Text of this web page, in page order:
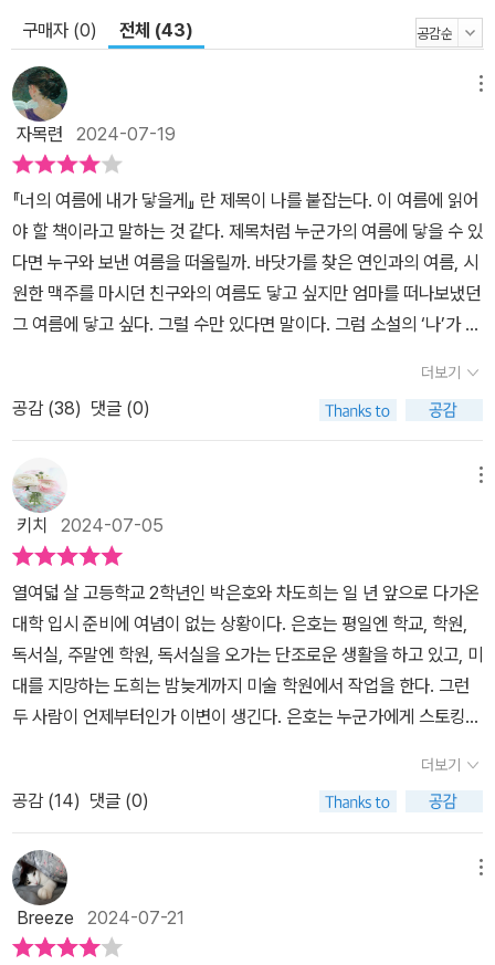
구매자 (0) 전체 (43)
자목련 2024-07-19
『너의 여름에 내가 닿을게』 란 제목이 나를 붙잡는다. 이 여름에 읽어
야 할 책이라고 말하는 것 같다. 제목처럼 누군가의 여름에 닿을 수 있
다면 누구와 보낸 여름을 떠올릴까. 바닷가를 찾은 연인과의 여름, 시
원한 맥주를 마시던 친구와의 여름도 닿고 싶지만 엄마를 떠나보냈던
그 여름에 닿고 싶다. 그럴 수만 있다면 말이다. 그럼 소설의 ‘나’가 닿
여름의 ‘나’가 골목을 달리는 이야기로 시작한다. 달리는 동안 누굴 마
주치게 될지 다 안다는 ‘나’는 그들을 피해 오직 달린다. 그를 만나기
위해 그가 있는 곳으로 해변으로 향한다. 그가 ‘너’일 가능성은 충분하
다. 나는 너를 만나게 될까. 궁금증만 남긴 채 작가는 다른 인물을 등
장시킨다. 이어서 스토킹을 의심하는 이야기를 꺼낸다. 놀랍게도 고
등학생을 스토킹하는 장면이다. 열여덟 살 ‘은호’는 누군가 자신의 엿
보고 있는 기분이다. 학교, 학원, 독서실이 전부인 고교생을 누가 스토
킹할까. 은호만이 아니다. 미대를 지망하는 ‘도희’는 친구를 통해 그
사실을 알게 된다. 도희 근처를 맴도는 자동차 한 대. 각자 스토커를
추적하던 은호와 도희는 우연히 스토커가 같은 인물이라는 걸 알게
된다. 도대체 누가 고등학교 2학년 학생을 스토킹하는 걸까. 스토커
의 존재를 찾기 위해 은호와 도희는 둘의 교집합을 찾는다. 학교, 학
원, 동네, 친구 그 어떤 것도 겹치는 게 없다. 그러다 12년 전 여섯 살
에 소소리 마을의 바닷가에 놀러 간 사실을 찾게 된다. 그 이후로 둘은
호와 도희는 12년 소소리 마을에서 무슨 일이 있었는지 찾아본다. 12
년 전 소소리 바닷가에 빠진 여섯 살 아이들을 구하고 죽음을 맞이했
다는 고교생 A 군의 이야기였다. 여섯 살 아이들은 바로 은호와 도희
였다. 둘은 부모님께 알리지 않고 소소리 마을로 향한다. 은호와 도희
더보기
공감 (38) 댓글 (0)
키치 2024-07-05
열여덟 살 고등학교 2학년인 박은호와 차도희는 일 년 앞으로 다가온
대학 입시 준비에 여념이 없는 상황이다. 은호는 평일엔 학교, 학원,
독서실, 주말엔 학원, 독서실을 오가는 단조로운 생활을 하고 있고, 미
대를 지망하는 도희는 밤늦게까지 미술 학원에서 작업을 한다. 그런
두 사람이 언제부터인가 이변이 생긴다. 은호는 누군가에게 스토킹을
스토킹 당하고 있는 거 같아.'라는 말을 듣는다. 안세화 작가의 소설 <
너의 여름에 내가 닿을게>는 독특하게도 두 명의 주인공 은호와 도희
가 스토킹을 당하는 장면으로 시작한다. 대체 누가 대한민국의 평범
한 고등학생들을 스토킹한단 말인가. 은호, 도희와 마찬가지로 궁금
증을 잔뜩 품고 계속 읽는데, 전혀 뜻밖의 이야기가 펼쳐져서 놀랐다.
각자의 스토킹범을 추적하던 은호와 도희는 마침내 한 자리에서 만나
더보기
공감 (14) 댓글 (0)
Breeze 2024-07-21